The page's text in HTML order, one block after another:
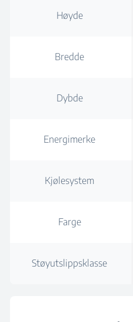
Høyde
Bredde
Dybde
Energimerke
Kjølesystem
Farge
Støyutslippsklasse